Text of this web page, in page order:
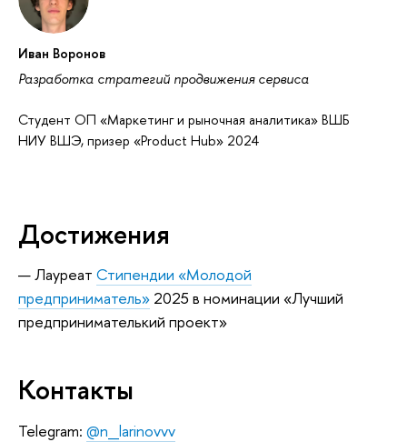
Иван Воронов
Разработка стратегий продвижения сервиса
Студент ОП «Маркетинг и рыночная аналитика» ВШБ
НИУ ВШЭ, призер «Product Hub» 2024
Достижения
Лауреат Стипендии «Молодой
предприниматель» 2025 в номинации «Лучший
предпринимателький проект»
Контакты
Telegram: @n_larinovvv